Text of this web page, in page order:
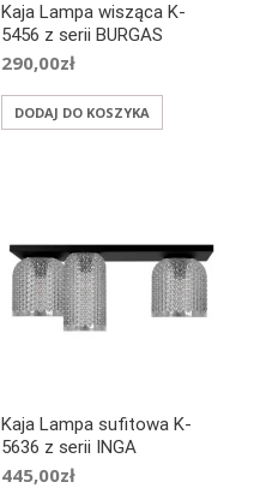
Kaja Lampa wisząca K-
5456 z serii BURGAS
290,00zł
DODAJ DO KOSZYKA
Kaja Lampa sufitowa K-
5636 z serii INGA
445,00zł